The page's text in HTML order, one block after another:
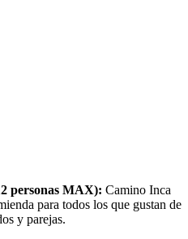
personas MAX): Camino Inca
para todos los que gustan de
y parejas.